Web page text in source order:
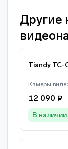
Другие
Tiandy TC-
Камеры
12 090 ₽
В